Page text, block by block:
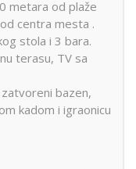
metara od plaže
centra mesta .
stola i 3 bara.
terasu, TV sa
bazen,
kadom i igraonicu